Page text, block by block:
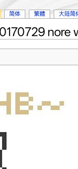
nore
简体 繁體 大陆简